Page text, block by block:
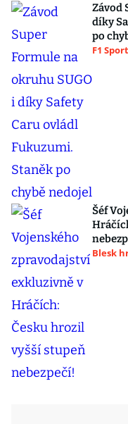
Závod
díky
po
F1 Sport
Šéf
Blesk